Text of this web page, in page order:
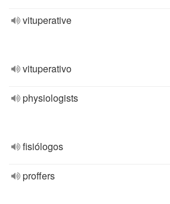
vituperative
vituperativo
physiologists
fisiólogos
proffers